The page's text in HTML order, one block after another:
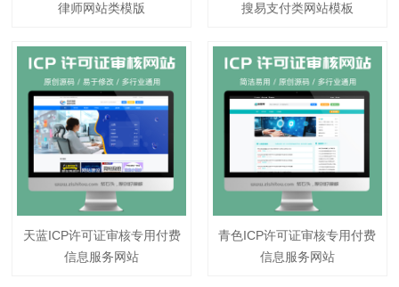
律师网站类模版 搜易支付类网站模板
天蓝ICP许可证审核专用付费
信息服务网站
青色ICP许可证审核专用付费
信息服务网站